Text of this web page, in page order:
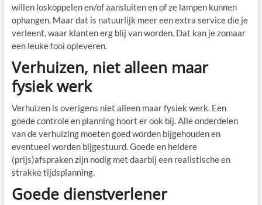
willen loskoppelen en/of aansluiten en of ze lampen kunnen
ophangen. Maar dat is natuurlijk meer een extra service die je
verleent, waar klanten erg blij van worden. Dat kan je zomaar
een leuke fooi opleveren.
Verhuizen, niet alleen maar
fysiek werk
Verhuizen is overigens niet alleen maar fysiek werk. Een
goede controle en planning hoort er ook bij. Alle onderdelen
van de verhuizing moeten goed worden bijgehouden en
eventueel worden bijgestuurd. Goede en heldere
(prijs)afspraken zijn nodig met daarbij een realistische en
strakke tijdsplanning.
Goede dienstverlener